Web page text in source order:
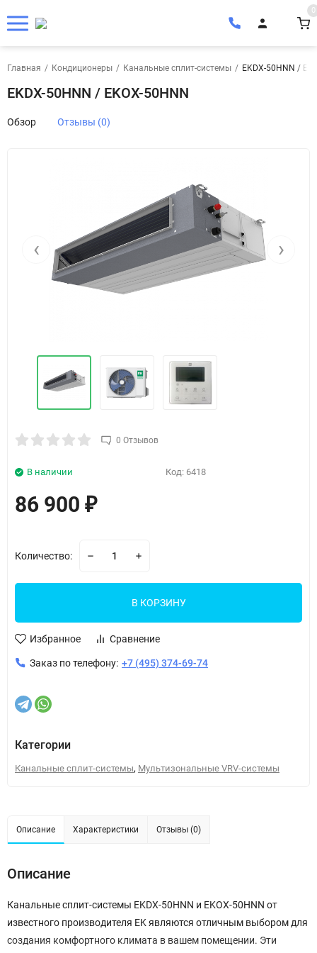
0
Главная / Кондиционеры / Канальные сплит-системы / EKDX-50HNN /
EKDX-50HNN / EKOX-50HNN
Обзор Отзывы (0)
‹ ›
0 Отзывов
Код: 6418
В наличии
86 900 ₽
Количество:
В КОРЗИНУ
Избранное Сравнение
Заказ по телефону: +7 (495) 374-69-74
Категории
Канальные сплит-системы, Мультизональные VRV-системы
Описание Характеристики Отзывы (0)
Описание
Канальные сплит-системы EKDX-50HNN и EKOX-50HNN от
известного производителя EK являются отличным выбором для
создания комфортного климата в вашем помещении. Эти